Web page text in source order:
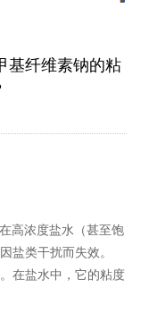
基纤维素钠的粘
高浓度盐水（甚至饱
盐类干扰而失效。
在盐水中，它的粘度